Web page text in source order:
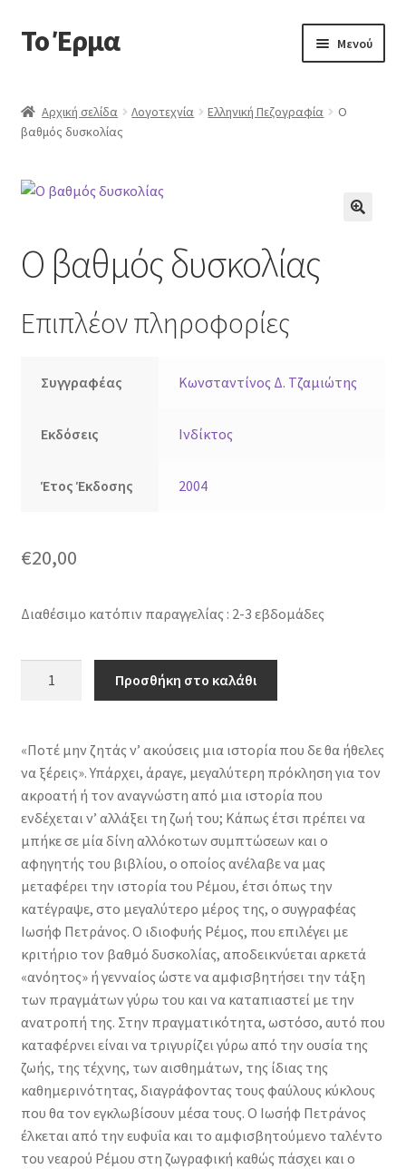
Απευθείας
μετάβαση
πλοήγηση
Μετάβαση
σε
Το Έρμα Μενού
Ποιοι είμαστε
Κατηγορίες Βιβλίων
υπό-
Επικοινωνία
Αρχική σελίδα Λογοτεχνία Ελληνική Πεζογραφία
Ο
βαθμός δυσκολίας
Ο βαθμός δυσκολίας
Επιπλέον πληροφορίες
Συγγραφέας Κωνσταντίνος Δ. Τζαμιώτης
Εκδόσεις Ινδίκτος
Έτος Έκδοσης 2004
€20,00
Διαθέσιμο κατόπιν παραγγελίας : 2-3 εβδομάδες
Προσθήκη στο καλάθι
«Ποτέ μην ζητάς ν’ ακούσεις μια ιστορία που δε θα ήθελες
να ξέρεις». Υπάρχει, άραγε, μεγαλύτερη πρόκληση για τον
ακροατή ή τον αναγνώστη από μια ιστορία που
ενδέχεται ν’ αλλάξει τη ζωή του; Κάπως έτσι πρέπει να
μπήκε σε μία δίνη αλλόκοτων συμπτώσεων και ο
αφηγητής του βιβλίου, ο οποίος ανέλαβε να μας
μεταφέρει την ιστορία του Ρέμου, έτσι όπως την
κατέγραψε, στο μεγαλύτερο μέρος της, ο συγγραφέας
Ιωσήφ Πετράνος. Ο ιδιοφυής Ρέμος, που επιλέγει με
κριτήριο τον βαθμό δυσκολίας, αποδεικνύεται αρκετά
«ανόητος» ή γενναίος ώστε να αμφισβητήσει την τάξη
των πραγμάτων γύρω του και να καταπιαστεί με την
ανατροπή της. Στην πραγματικότητα, ωστόσο, αυτό που
καταφέρνει είναι να τριγυρίζει γύρω από την ουσία της
ζωής, της τέχνης, των αισθημάτων, της ίδιας της
καθημερινότητας, διαγράφοντας τους φαύλους κύκλους
που θα τον εγκλωβίσουν μέσα τους. Ο Ιωσήφ Πετράνος
έλκεται από την ευφυΐα και το αμφισβητούμενο ταλέντο
του νεαρού Ρέμου στη ζωγραφική καθώς πάσχει και ο